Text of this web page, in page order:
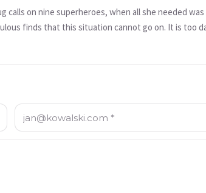
was Cat Noir and his cataclysm. But she couldn't
finds that this situation cannot go on. It is too
Cat Noir really is. Someone has to know, and
E-mail: *